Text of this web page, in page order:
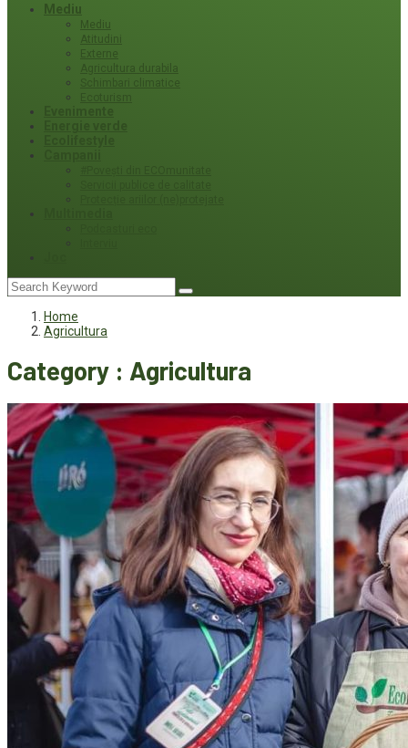
Mediu
Mediu
Atitudini
Externe
Agricultura durabila
Schimbari climatice
Ecoturism
Home
Agricultura
Category : Agricultura